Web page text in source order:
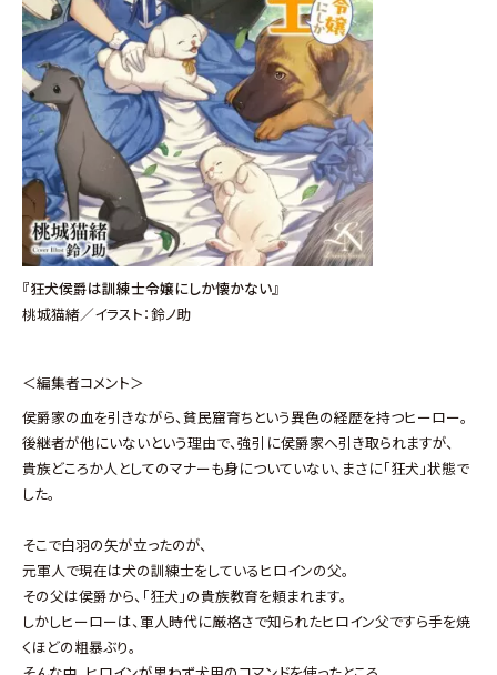
『狂犬侯爵は訓練士令嬢にしか懐かない』
桃城猫緒／イラスト：鈴ノ助
＜編集者コメント＞
侯爵家の血を引きながら、貧民窟育ちという異色の経歴を持つヒーロー。
後継者が他にいないという理由で、強引に侯爵家へ引き取られますが、
貴族どころか人としてのマナーも身についていない、まさに「狂犬」状態で
した。
そこで白羽の矢が立ったのが、
元軍人で現在は犬の訓練士をしているヒロインの父。
その父は侯爵から、「狂犬」の貴族教育を頼まれます。
しかしヒーローは、軍人時代に厳格さで知られたヒロイン父ですら手を焼
くほどの粗暴ぶり。